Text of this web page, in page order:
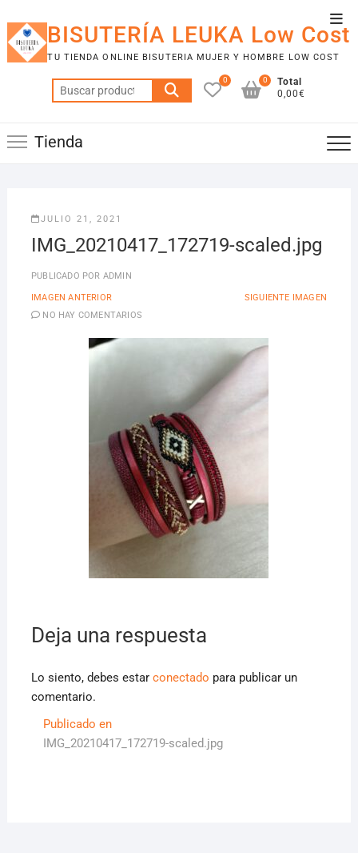
contenido
de
la
BISUTERÍA LEUKA Low Cost
TU TIENDA ONLINE BISUTERIA MUJER Y HOMBRE LOW COST
Buscar
por:
0
Total
0,00€
0
Tienda
JULIO 21, 2021
IMG_20210417_172719-scaled.jpg
PUBLICADO POR ADMIN
IMAGEN ANTERIOR
SIGUIENTE IMAGEN
NO HAY COMENTARIOS
Deja una respuesta
Lo siento, debes estar conectado para publicar un
comentario.
Navegación
de
Publicado en
IMG_20210417_172719-scaled.jpg